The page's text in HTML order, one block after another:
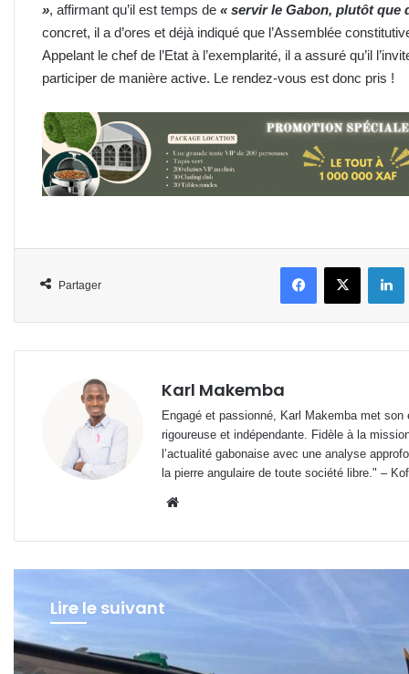
», affirmant qu’il est temps de « servir le Gabon, plutôt que
concret, il a d’ores et déjà indiqué que l’Assemblée
Appelant le chef de l’Etat à l’exemplarité, il a assuré qu’il
participer de manière active. Le rendez-vous est donc pris !
Partager
FacebookX
Karl Makemba
Engagé et passionné, Karl Makemba met
rigoureuse et indépendante. Fidèle à la
l’actualité gabonaise avec une analyse
la pierre angulaire de toute société libre." –
Lire le suivant